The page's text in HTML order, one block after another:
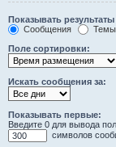
Показывать результаты
Сообщения
Темы
Поле сортировки:
Искать сообщения за:
Показывать первые:
Введите 0 для вывода
символов